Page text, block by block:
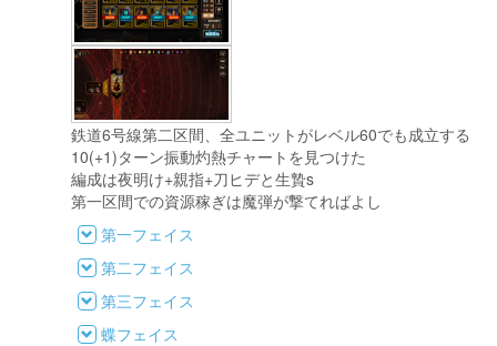
鉄道6号線第二区間、全ユニットがレベル60でも成立する
10(+1)ターン振動灼熱チャートを見つけた
編成は夜明け+親指+刀ヒデと生贄s
第一区間での資源稼ぎは魔弾が撃てればよし
第一フェイス
第二フェイス
第三フェイス
蝶フェイス